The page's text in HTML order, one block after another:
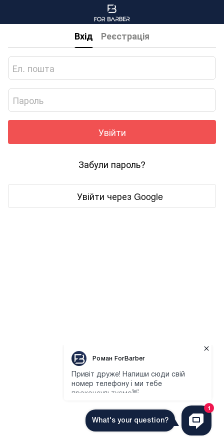
Вхід Реєстрація
Увійти
Забули пароль?
Увійти через Google